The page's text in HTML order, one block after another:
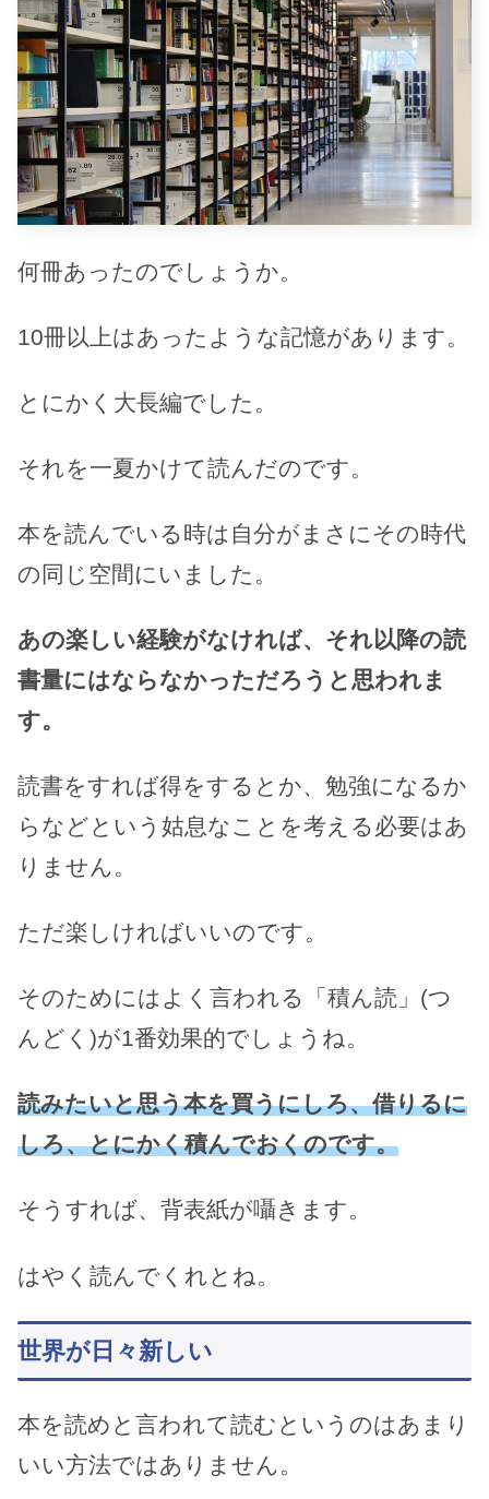
何冊あったのでしょうか。
10冊以上はあったような記憶があります。
とにかく大長編でした。
それを一夏かけて読んだのです。
本を読んでいる時は自分がまさにその時代
の同じ空間にいました。
あの楽しい経験がなければ、それ以降の読
書量にはならなかっただろうと思われま
す。
読書をすれば得をするとか、勉強になるか
らなどという姑息なことを考える必要はあ
りません。
ただ楽しければいいのです。
そのためにはよく言われる「積ん読」(つ
んどく)が1番効果的でしょうね。
読みたいと思う本を買うにしろ、借りるに
しろ、とにかく積んでおくのです。
そうすれば、背表紙が囁きます。
はやく読んでくれとね。
世界が日々新しい
本を読めと言われて読むというのはあまり
いい方法ではありません。